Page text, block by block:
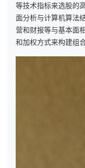
等技术指标来选股的
面分析与计算机算法
营和财报等与基本面
和加权方式来构建组